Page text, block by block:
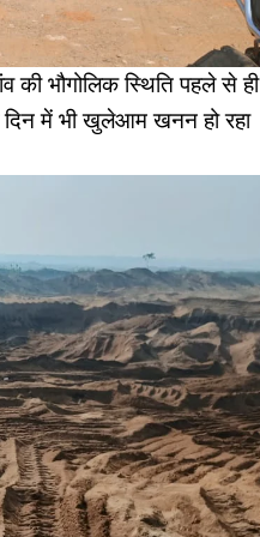
भौगोलिक स्थिति पहले से ही
दिन में भी खुलेआम खनन हो रहा